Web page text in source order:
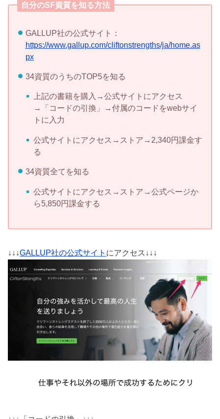
自分のSF資質を知る方法
GALLUP社の公式サイト：
https://www.gallup.com/cliftonstrengths/ja/home.as
px
34資質のうちのTOP5を知る
上記の書籍を購入→公式サイトにアクセス
→「コードの引換」→付属のコードをwebサイ
トに入力
公式サイトにアクセス→ストア→2,340円課金す
る
34資質全てを知る
公式サイトにアクセス→ストア→公式ページか
ら5,850円課金する
↓↓↓GALLUP社の公式サイト にアクセス↓↓↓